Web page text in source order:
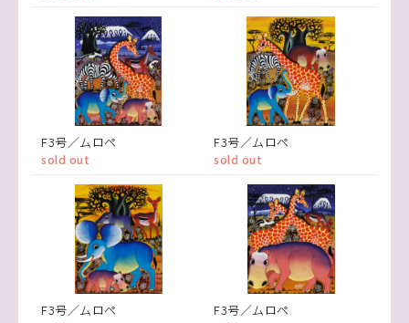
F3号／ムロペ
sold out
F3号／ムロペ
sold out
F3号／ムロペ F3号／ムロペ